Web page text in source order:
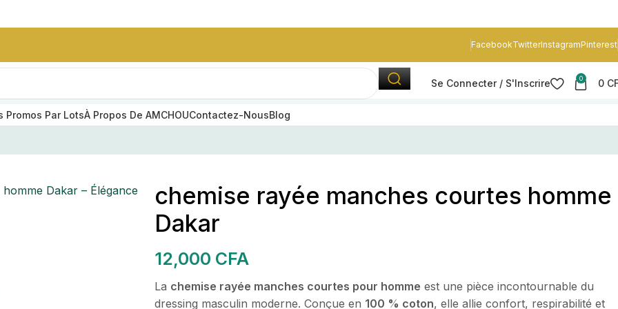
FacebookTwitterInstagramPinterest
Se Connecter / S'Inscrire 0 0
SUMMER STYLE
Ensemble Nike
Homme Sans
Capuche
25,000CFA
ceinture en cuir
Promos Par LotsÀ Propos De AMCHOUContactez-NousBlog
Dakar – Élégance confort et coton premium | AMCHOU
Dakar – Élégance
chemise rayée manches courtes homme
Dakar
12,000 CFA
La chemise rayée manches courtes pour homme est une pièce incontournable du
dressing masculin moderne. Conçue en 100 % coton, elle allie confort, respirabilité et